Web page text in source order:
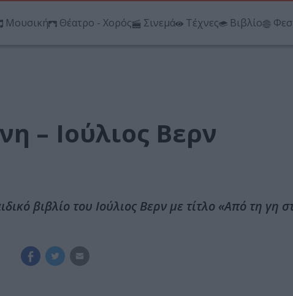
Μουσική Θέατρο - Χορός Σινεμά Τέχνες Βιβλίο
– Ιούλιος Βερν
βιβλίο του Ιούλιος Βερν με τίτλο «Από τη γη